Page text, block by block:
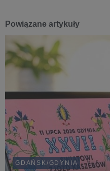
Powiązane artykuły
GDAŃSK/GDYNIA